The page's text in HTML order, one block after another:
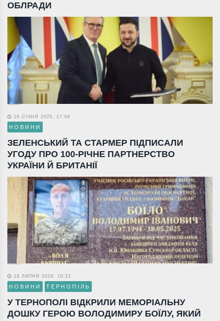
ОБЛРАДИ
16 СІЧНЯ 2025, 17:04
НОВИНИ
ЗЕЛЕНСЬКИЙ ТА СТАРМЕР ПІДПИСАЛИ
УГОДУ ПРО 100-РІЧНЕ ПАРТНЕРСТВО
УКРАЇНИ Й БРИТАНІЇ
18 ЛИПНЯ 2026, 10:21
НОВИНИ ТЕРНОПІЛЬ
У ТЕРНОПОЛІ ВІДКРИЛИ МЕМОРІАЛЬНУ
ДОШКУ ГЕРОЮ ВОЛОДИМИРУ БОЇЛУ, ЯКИЙ